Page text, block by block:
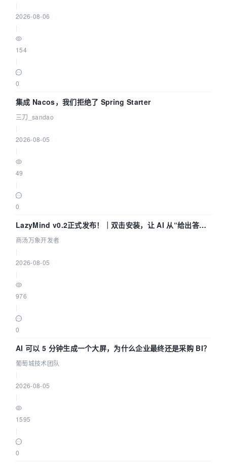
2026-08-06
154
0
集成 Nacos，我们拒绝了 Spring Starter
三刀_sandao
2026-08-05
49
0
LazyMind v0.2正式发布！｜双击安装，让 AI 从“给出答案”
走到“完成交付”
商汤万象开发者
2026-08-05
976
0
AI 可以 5 分钟生成一个大屏，为什么企业最终还是采购 BI？
葡萄城技术团队
2026-08-05
1595
0